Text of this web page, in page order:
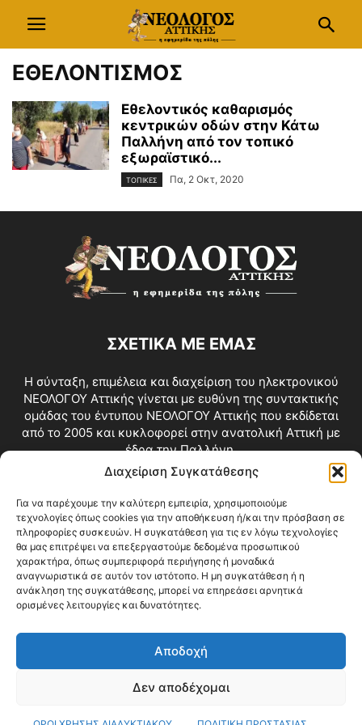
Διαχείριση Συγκατάθεσης
Για να παρέχουμε την καλύτερη εμπειρία, χρησιμοποιούμε
τεχνολογίες όπως cookies για την αποθήκευση ή/και την πρόσβαση σε
πληροφορίες συσκευών. Η συγκατάθεση για τις εν λόγω τεχνολογίες
θα μας επιτρέψει να επεξεργαστούμε δεδομένα προσωπικού
χαρακτήρα, όπως συμπεριφορά περιήγησης ή μοναδικά
αναγνωριστικά σε αυτόν τον ιστότοπο. Η μη συγκατάθεση ή η
ανάκληση της συγκατάθεσης, μπορεί να επηρεάσει αρνητικά
ορισμένες λειτουργίες και δυνατότητες.
Αποδοχή
Δεν αποδέχομαι
ΕΘΕΛΟΝΤΙΣΜΟΣ
Εθελοντικός καθαρισμός
κεντρικών οδών στην Κάτω
Παλλήνη από τον τοπικό
εξωραϊστικό...
ΤΟΠΙΚΕΣ Πα, 2 Οκτ, 2020
ΣΧΕΤΙΚΑ ΜΕ ΕΜΑΣ
Η σύνταξη, επιμέλεια και διαχείριση του ηλεκτρονικού
ΝΕΟΛΟΓΟΥ Αττικής γίνεται με ευθύνη της συντακτικής
ομάδας του έντυπου ΝΕΟΛΟΓΟΥ Αττικής που εκδίδεται
από το 2005 και κυκλοφορεί στην ανατολική Αττική με
έδρα την Παλλήνη.
Επικοινωνία:info@neologosattikis.gr
ΑΚΟΛΟΥΘΗΣΕ ΜΑΣ
Videos Όροι Χρήσης